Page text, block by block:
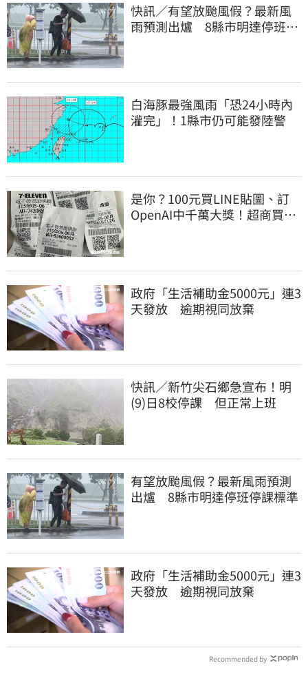
快訊／有望放颱風假？最新風
雨預測出爐 8縣市明達停班停
白海豚最強風雨「恐24小時內
灌完」！1縣市仍可能發陸警
是你？100元買LINE貼圖、訂
OpenAI中千萬大獎！超商買10
政府「生活補助金5000元」連3
天發放 逾期視同放棄
快訊／新竹尖石鄉急宣布！明
(9)日8校停課 但正常上班
有望放颱風假？最新風雨預測
出爐 8縣市明達停班停課標準
政府「生活補助金5000元」連3
天發放 逾期視同放棄
Recommended by